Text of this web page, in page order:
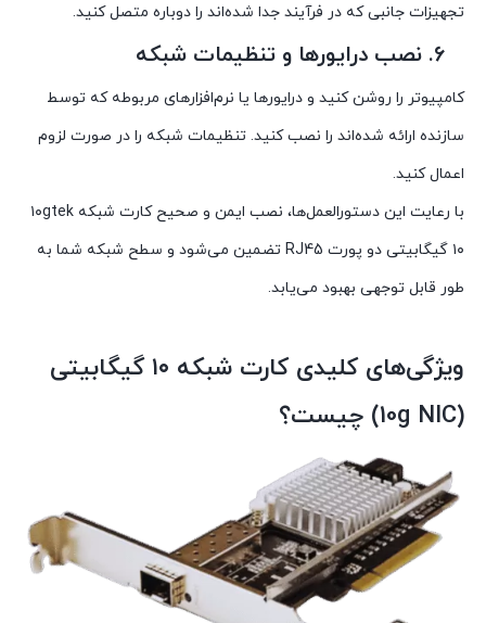
تجهیزات جانبی که در فرآیند جدا شده‌اند را دوباره متصل کنید.
کامپیوتر را روشن کنید و درایورها یا نرم‌افزارهای مربوطه که توسط
سازنده ارائه شده‌اند را نصب کنید. تنظیمات شبکه را در صورت لزوم
اعمال کنید.
با رعایت این دستورالعمل‌ها، نصب ایمن و صحیح کارت شبکه ۱۰gtek
۱۰ گیگابیتی دو پورت RJ45 تضمین می‌شود و سطح شبکه شما به
طور قابل توجهی بهبود می‌یابد.
ویژگی‌های کلیدی کارت شبکه ۱۰ گیگابیتی
(10g NIC) چیست؟